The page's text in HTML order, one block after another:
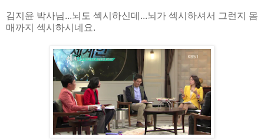
김지윤 박사님...뇌도 섹시하신데...뇌가 섹시하셔서 그런지 몸
매까지 섹시하시네요.